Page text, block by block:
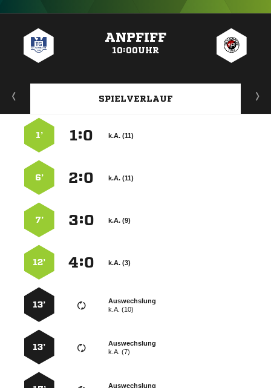
ANPFIFF
10:00UHR
SPIELVERLAUF
k.A. (11)
:
1’
k.A. (11)
:
6’
k.A. (9)
:
7’
k.A. (3)
:
12’
Auswechslung
k.A. (10)
13’
Auswechslung
k.A. (7)
13’
Auswechslung